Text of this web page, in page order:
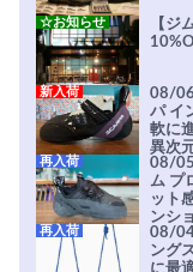
【ジ
☆お知らせ
08/06
パ イ
軟に
異次
新入荷
08/05
ム プ
ット
ンシ
実現
を凌
再入荷
08/04
ング
に最
再入荷